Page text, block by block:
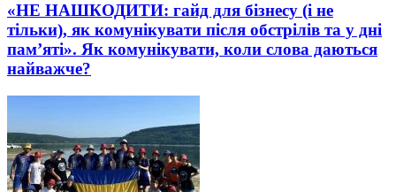
«НЕ НАШКОДИТИ: гайд для бізнесу (і не
тільки), як комунікувати після обстрілів та у дні
пам’яті». Як комунікувати, коли слова даються
найважче?